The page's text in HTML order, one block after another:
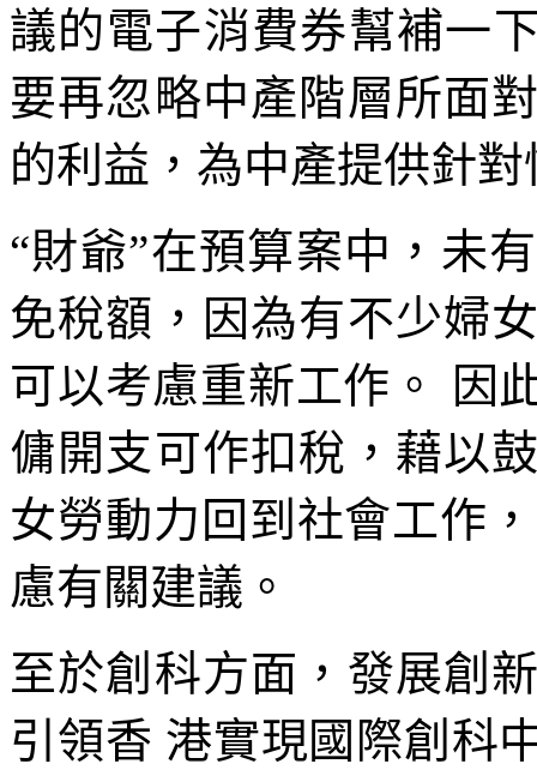
議的電子消費券幫補一
要再忽略中產階層所面
的利益，為中產提供針
“財爺”在預算案中，未
免稅額，因為有不少婦
可以考慮重新工作。 因
傭開支可作扣稅，藉以
女勞動力回到社會工作
慮有關建議。
至於創科方面，發展創
引領香 港實現國際創科